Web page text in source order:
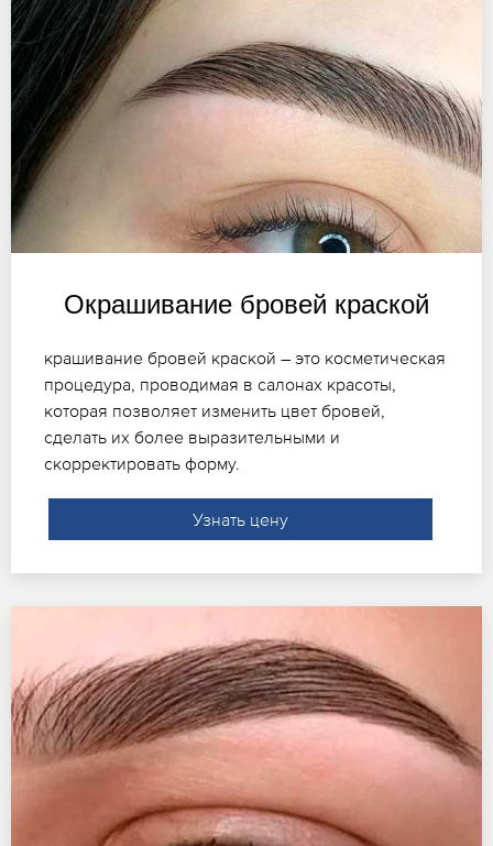
Окрашивание бровей краской
крашивание бровей краской – это косметическая
процедура, проводимая в салонах красоты,
которая позволяет изменить цвет бровей,
сделать их более выразительными и
скорректировать форму.
Узнать цену